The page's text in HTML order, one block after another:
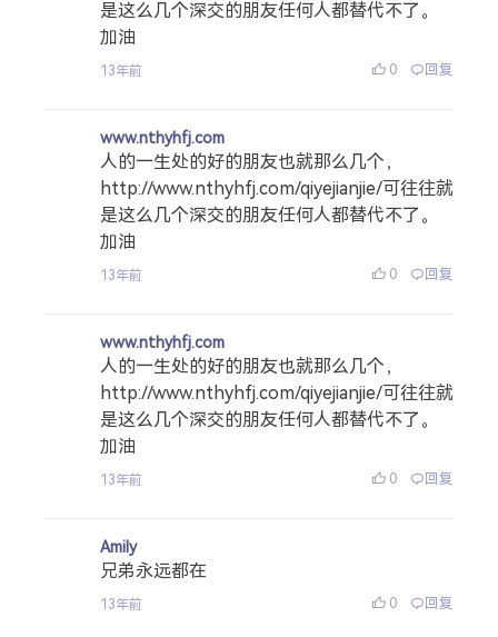
是这么几个深交的朋友任何人都替代不了。
加油
13年前 0 回复
www.nthyhfj.com
人的一生处的好的朋友也就那么几个，
http://www.nthyhfj.com/qiyejianjie/可往往就
是这么几个深交的朋友任何人都替代不了。
加油
13年前 0 回复
www.nthyhfj.com
人的一生处的好的朋友也就那么几个，
http://www.nthyhfj.com/qiyejianjie/可往往就
是这么几个深交的朋友任何人都替代不了。
加油
13年前 0 回复
Amily
兄弟永远都在
13年前 0 回复